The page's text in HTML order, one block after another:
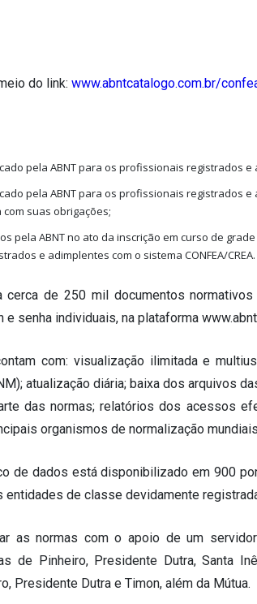
do link: www.abntcatalogo.com.br/
pela ABNT para os profissionais registrados e
pela ABNT para os profissionais registrados e
suas obrigações;
pela ABNT no ato da inscrição em curso de
e adimplentes com o sistema CONFEA/CREA.
de 250 mil documentos
senha individuais, na plataforma
com: visualização ilimitada e
atualização diária; baixa dos arquivos
das normas; relatórios dos acessos
organismos de normalização
de dados está disponibilizado em 900
de classe devidamente
as normas com o apoio de um
de Pinheiro, Presidente Dutra, Santa
Presidente Dutra e Timon, além da Mútua.